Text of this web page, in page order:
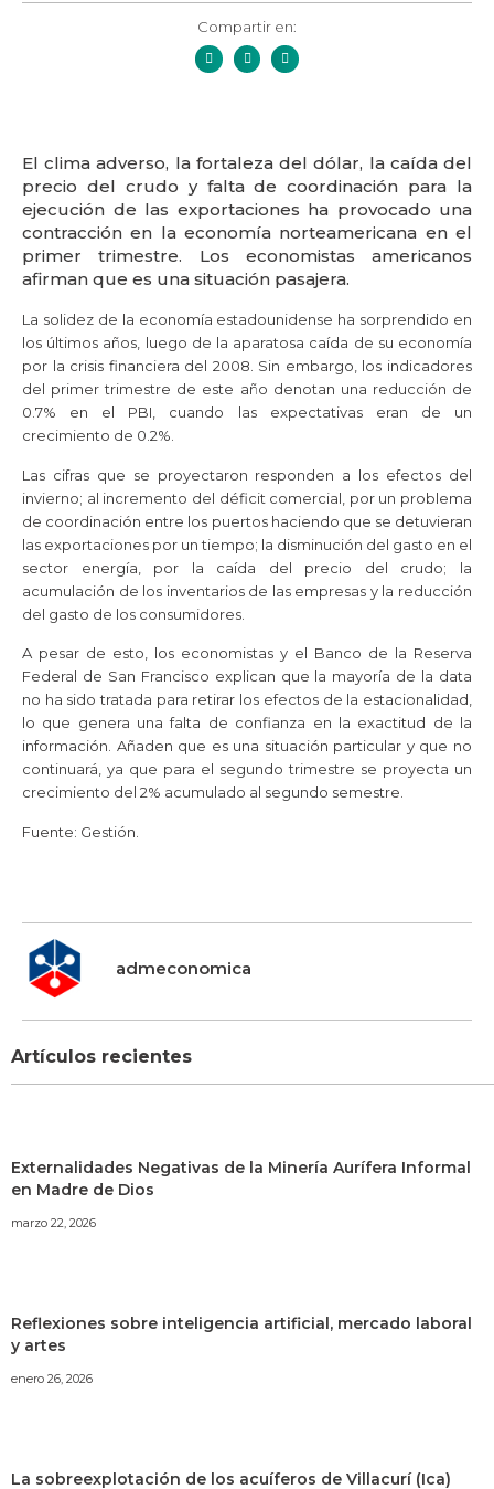
Compartir en:
El clima adverso, la fortaleza del dólar, la caída del
precio del crudo y falta de coordinación para la
ejecución de las exportaciones ha provocado una
contracción en la economía norteamericana en el
primer trimestre. Los economistas americanos
afirman que es una situación pasajera.
La solidez de la economía estadounidense ha sorprendido en
los últimos años, luego de la aparatosa caída de su economía
por la crisis financiera del 2008. Sin embargo, los indicadores
del primer trimestre de este año denotan una reducción de
0.7% en el PBI, cuando las expectativas eran de un
crecimiento de 0.2%.
Las cifras que se proyectaron responden a los efectos del
invierno; al incremento del déficit comercial, por un problema
de coordinación entre los puertos haciendo que se detuvieran
las exportaciones por un tiempo; la disminución del gasto en el
sector energía, por la caída del precio del crudo; la
acumulación de los inventarios de las empresas y la reducción
del gasto de los consumidores.
A pesar de esto, los economistas y el Banco de la Reserva
Federal de San Francisco explican que la mayoría de la data
no ha sido tratada para retirar los efectos de la estacionalidad,
lo que genera una falta de confianza en la exactitud de la
información. Añaden que es una situación particular y que no
continuará, ya que para el segundo trimestre se proyecta un
crecimiento del 2% acumulado al segundo semestre.
Fuente: Gestión.
admeconomica
Artículos recientes
Externalidades Negativas de la Minería Aurífera Informal
en Madre de Dios
marzo 22, 2026
Reflexiones sobre inteligencia artificial, mercado laboral
y artes
enero 26, 2026
La sobreexplotación de los acuíferos de Villacurí (Ica)